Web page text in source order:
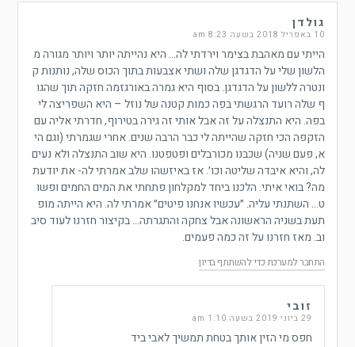
גולדן
10 באפריל 2018 בשעה 8:23 am
הייתי עם מאהבת בצימר וירדתי לה… היא נהייתה יותר ויותר מגורה מ
הלשון שלי על הדגדגן שלה ושתי אצבעות בתוך הכוס שלה, נותנות ק
ונטרה ללשון על הדגדגן. בסוף היא גמרה באורגזמה חזקה תוך שהגו
ף שלה רועד הרגשתי בפה כמות קטנה של נוזל – היא השפריצה לי
בפה. היא התנצלה על זה אבל אותי זה גירה בטירוף, חדרתי אליה עם
הזקפה הכי חזקה שהייתה לי כבר הרבה שנים. אחרי שגמרתי (וגם הי
א, פעם שניה) שכבנו מכורבלים ופטפטנו. היא שוב התנצלה ולא נעים
לה, והיא איבדה שליטה וכו׳. אז באיזשהו שלב אמרתי לה- את יודעת
מה? בואי איתי. הלכנו ביחד למקלחון פתחתי את המים החמים ופשו
ט… השתנתי עליה. ״עכשיו אנחנו פיטים״ אמרתי לה. היא הייתה מופ
תעת בשניה הראשונה אבל צחקה והתגרתה… בקיצור חזרנו לעוד סיב
וב. מאז חזרנו על זה כמה פעמים.
התחבר למערכת כדי להשתתף בדיון
זובי
29 ביוני 2019 בשעה 1:10 am
חפס מי הזין אותך בטחת תמשיך לאבי ביד